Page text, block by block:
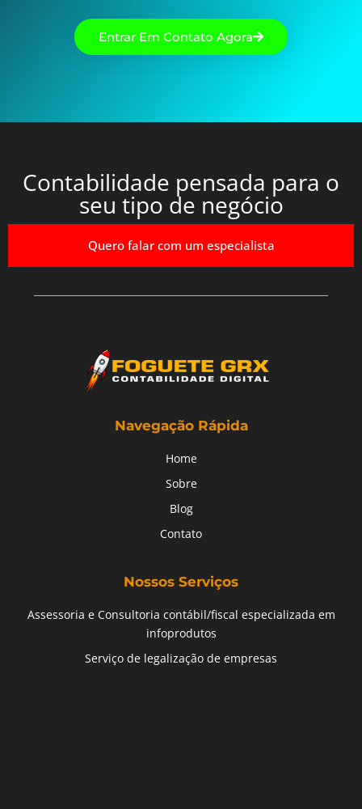
Entrar Em Contato Agora
Contabilidade pensada para o
seu tipo de negócio
Quero falar com um especialista
Navegação Rápida
Home
Sobre
Blog
Contato
Nossos Serviços
Assessoria e Consultoria contábil/fiscal especializada em
infoprodutos
Serviço de legalização de empresas